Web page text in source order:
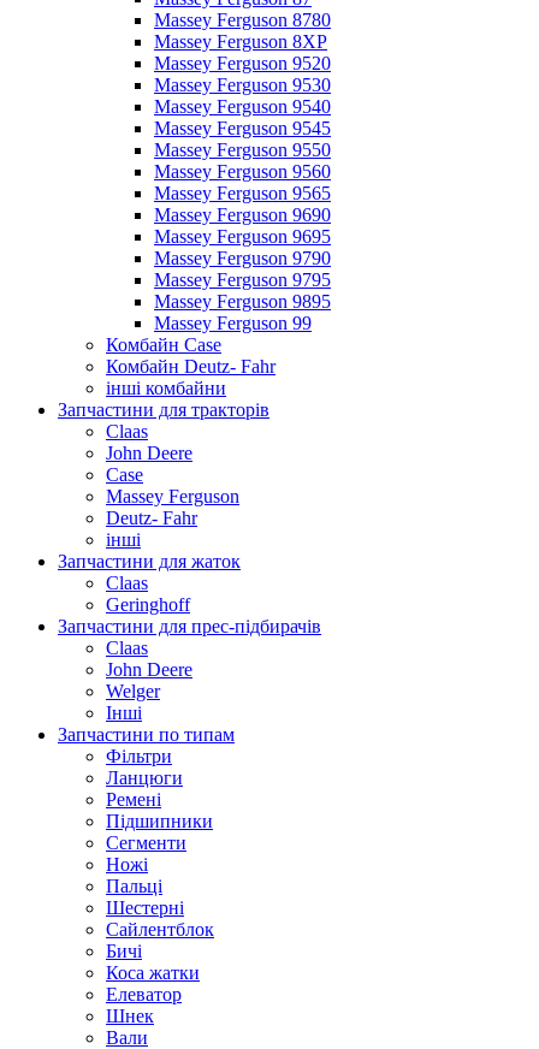
Massey Ferguson 8780
Massey Ferguson 8XP
Massey Ferguson 9520
Massey Ferguson 9530
Massey Ferguson 9540
Massey Ferguson 9545
Massey Ferguson 9550
Massey Ferguson 9560
Massey Ferguson 9565
Massey Ferguson 9690
Massey Ferguson 9695
Massey Ferguson 9790
Massey Ferguson 9795
Massey Ferguson 9895
Massey Ferguson 99
Комбайн Case
Комбайн Deutz- Fahr
інші комбайни
Запчастини для тракторів
Claas
John Deere
Case
Massey Ferguson
Deutz- Fahr
інші
Запчастини для жаток
Claas
Geringhoff
Запчастини для прес-підбирачів
Claas
John Deere
Welger
Інші
Запчастини по типам
Фільтри
Ланцюги
Ремені
Підшипники
Сегменти
Ножі
Пальці
Шестерні
Сайлентблок
Бичі
Коса жатки
Елеватор
Шнек
Вали